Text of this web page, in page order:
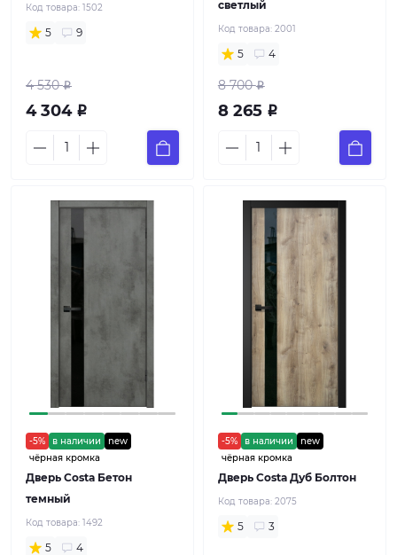
Код товара: 1502
5 9
4 530Р
4 304 Р
светлый
Код товара: 2001
5 4
8 700Р
8 265 Р
-5% в наличии
new
чёрная кромка
Дверь Costa Бетон
темный
Код товара: 1492
5 4
-5% в наличии
new
чёрная кромка
Дверь Costa Дуб Болтон
Код товара: 2075
5 3